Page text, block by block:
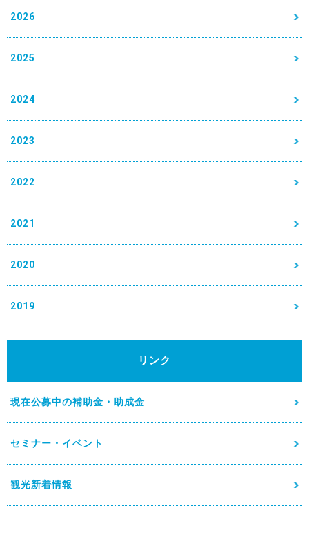
2026
2025
2024
2023
2022
2021
2020
2019
リンク
現在公募中の補助金・助成金
セミナー・イベント
観光新着情報